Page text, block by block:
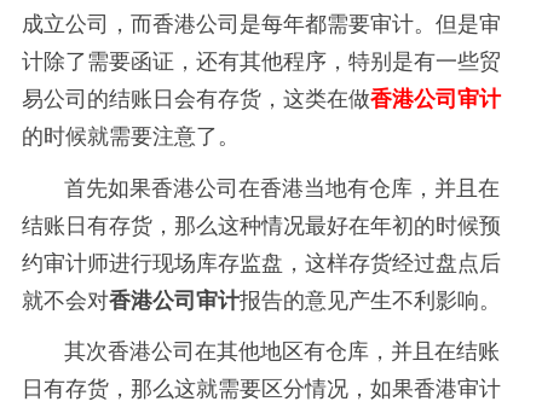
成立公司，而香港公司是每年都需要审计。但是审
计除了需要函证，还有其他程序，特别是有一些贸
易公司的结账日会有存货，这类在做香港公司审计
的时候就需要注意了。
首先如果香港公司在香港当地有仓库，并且在
结账日有存货，那么这种情况最好在年初的时候预
约审计师进行现场库存监盘，这样存货经过盘点后
就不会对香港公司审计报告的意见产生不利影响。
其次香港公司在其他地区有仓库，并且在结账
日有存货，那么这就需要区分情况，如果香港审计